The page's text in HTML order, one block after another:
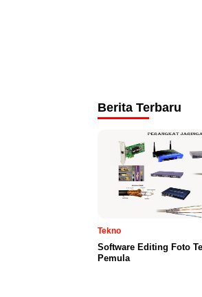
Berita Terbaru
Tekno
Software Editing Foto
Pemula